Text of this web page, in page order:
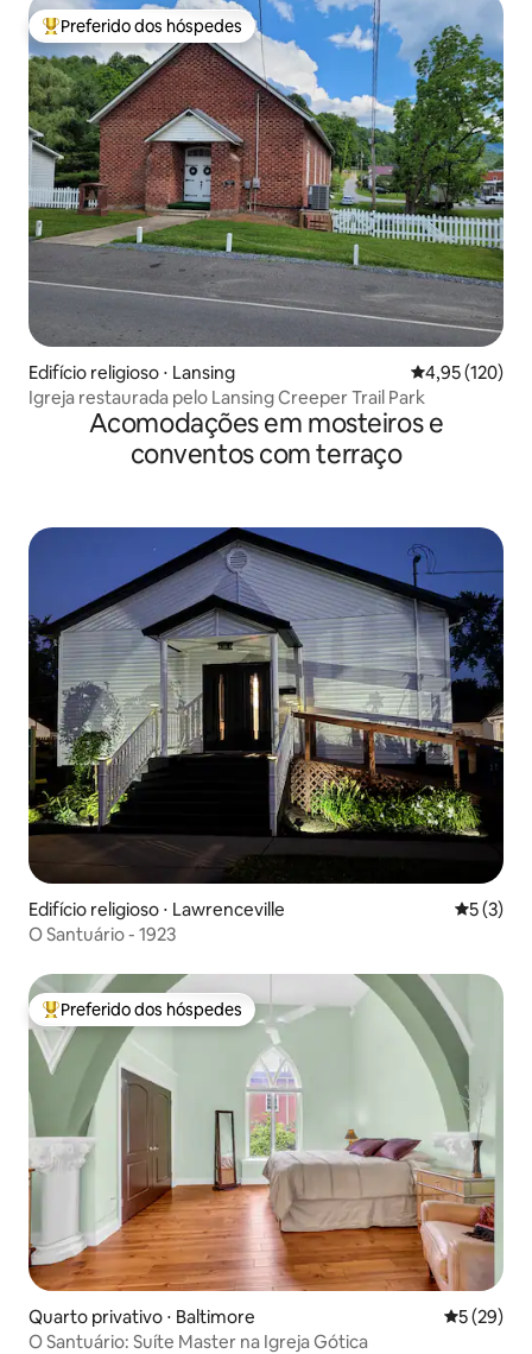
Entre os melhores preferidos dos hóspedes
Preferido dos hóspedes
Edifício religioso ⋅ Lansing 4,95 de uma
4,95 (120)
Igreja restaurada pelo Lansing Creeper Trail Park
Acomodações em mosteiros e
conventos com terraço
Edifício religioso ⋅ Lawrenceville 5 de
5 (3)
O Santuário - 1923
Entre os melhores preferidos dos hóspedes
Preferido dos hóspedes
Quarto privativo ⋅ Baltimore 5 de uma
5 (29)
O Santuário: Suíte Master na Igreja Gótica